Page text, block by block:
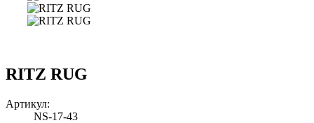
RITZ RUG
Артикул:
NS-17-43